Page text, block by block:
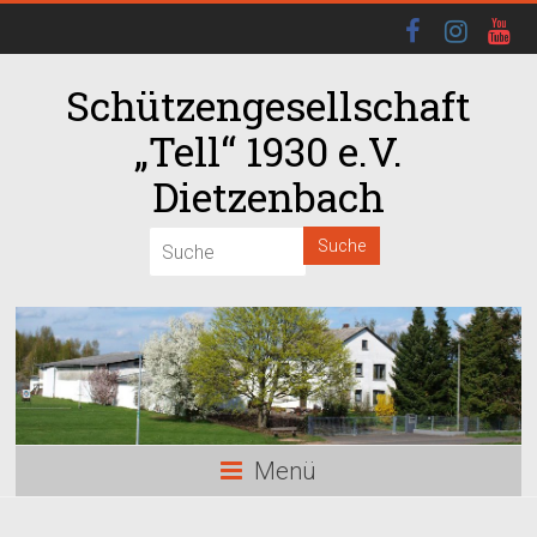
Schützengesellschaft
„Tell“ 1930 e.V.
Dietzenbach
Menü
02:00
04:00